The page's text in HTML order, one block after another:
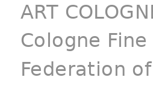
ART
Cologne
Federation